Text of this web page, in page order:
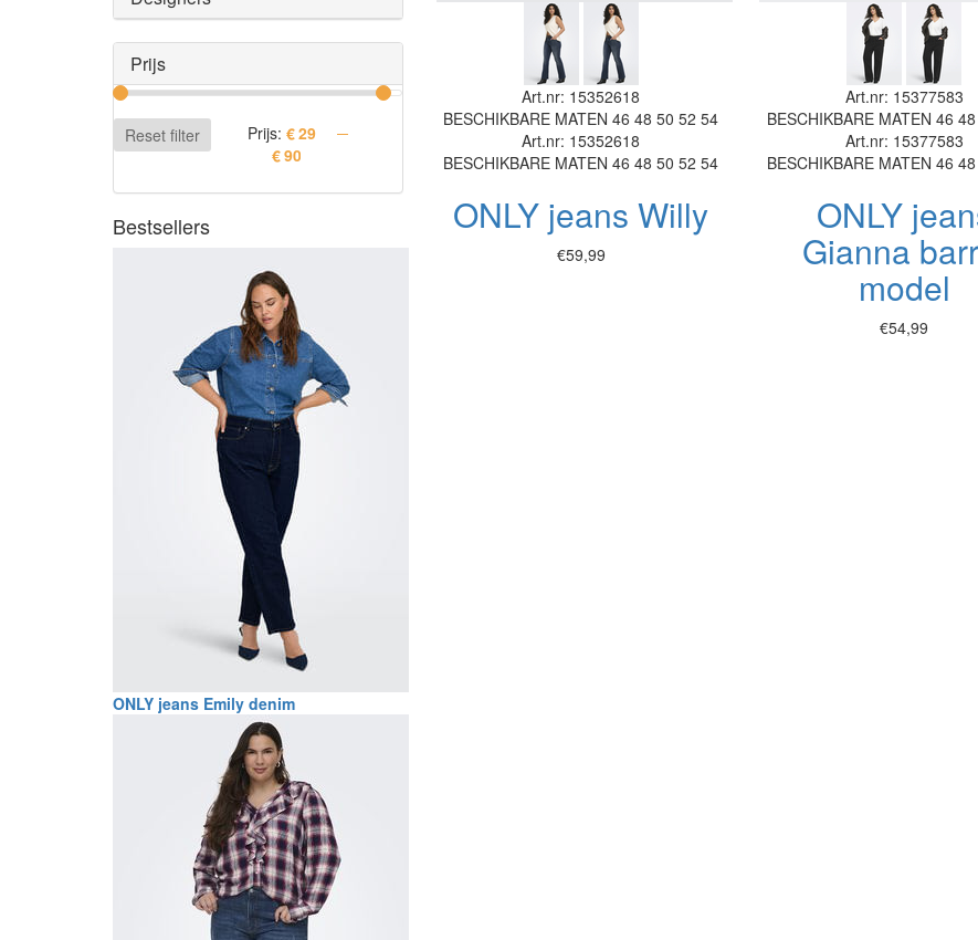
Prijs
Reset filter Prijs:
Bestsellers
ONLY jeans Emily denim
Art.nr: 15352618
BESCHIKBARE MATEN 46 48 50 52 54
Art.nr: 15352618
BESCHIKBARE MATEN 46 48 50 52 54
ONLY jeans Willy
€59,99
Art.nr: 15377583
BESCHIKBARE MATEN 46 48
Art.nr: 15377583
BESCHIKBARE MATEN 46 48
ONLY
Gianna
model
€54,99